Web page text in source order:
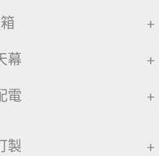
+
幕 +
電 +
製 +